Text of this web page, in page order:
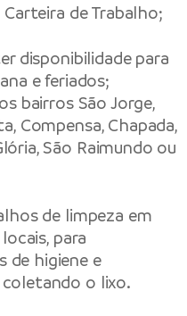
de Trabalho;
disponibilidade para
e feriados;
bairros São Jorge,
Compensa, Chapada,
São Raimundo ou
de limpeza em
para
de higiene e
o lixo.